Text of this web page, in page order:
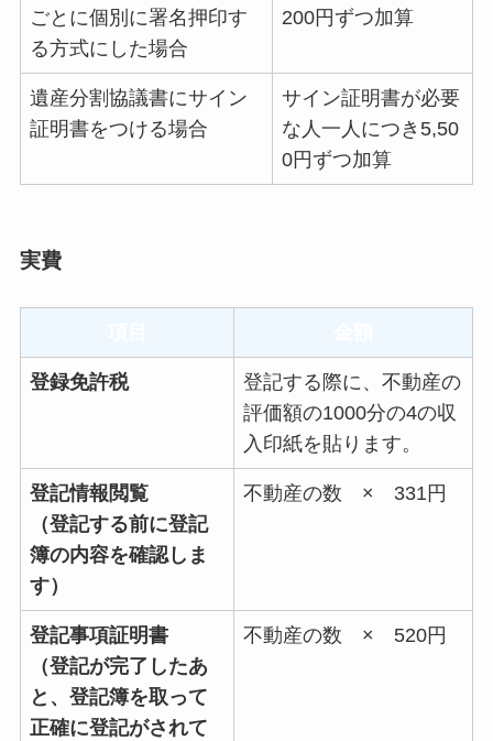
ごとに個別に署名押印す
る方式にした場合
200円ずつ加算
遺産分割協議書にサイン
証明書をつける場合
サイン証明書が必要
な人一人につき5,50
0円ずつ加算
実費
登録免許税
登記する際に、不動産の
評価額の1000分の4の収
入印紙を貼ります。
登記情報閲覧
（登記する前に登記
簿の内容を確認しま
す）
不動産の数 × 331円
登記事項証明書
（登記が完了したあ
と、登記簿を取って
正確に登記がされて
不動産の数 × 520円